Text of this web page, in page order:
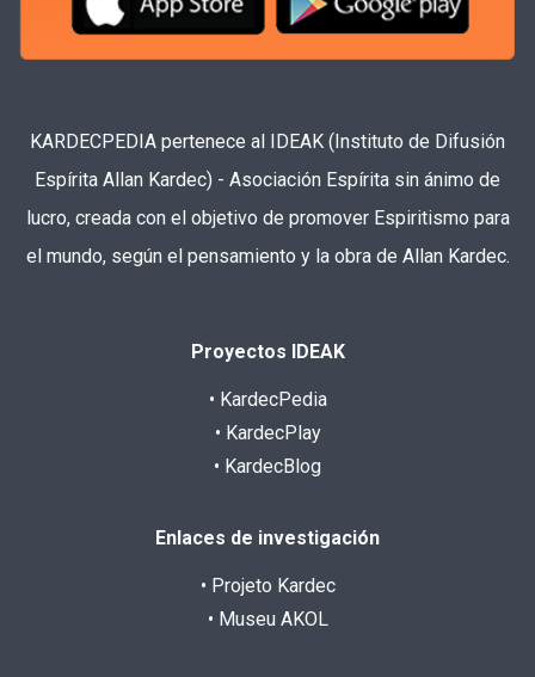
KARDECPEDIA pertenece al IDEAK (Instituto de Difusión
Espírita Allan Kardec) - Asociación Espírita sin ánimo de
lucro, creada con el objetivo de promover Espiritismo para
el mundo, según el pensamiento y la obra de Allan Kardec.
Proyectos IDEAK
• KardecPedia
• KardecPlay
• KardecBlog
Enlaces de investigación
• Projeto Kardec
• Museu AKOL